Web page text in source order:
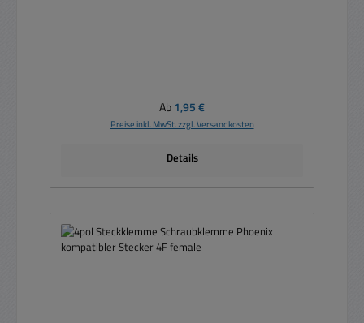
Regulärer Preis:
Ab1,95 €
Preise inkl. MwSt. zzgl. Versandkosten
Details